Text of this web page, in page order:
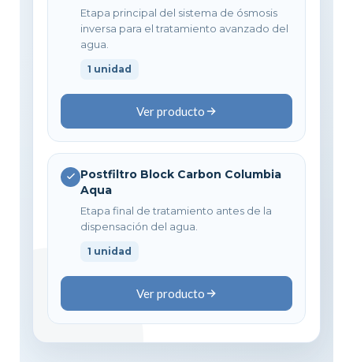
Etapa principal del sistema de ósmosis
inversa para el tratamiento avanzado del
agua.
1 unidad
Ver producto
Postfiltro Block Carbon Columbia
Aqua
Etapa final de tratamiento antes de la
dispensación del agua.
1 unidad
Ver producto